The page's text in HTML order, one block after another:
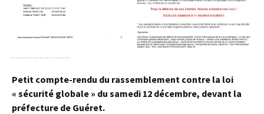
Petit compte-rendu du rassemblement contre la loi
« sécurité globale » du samedi 12 décembre, devant la
préfecture de Guéret.